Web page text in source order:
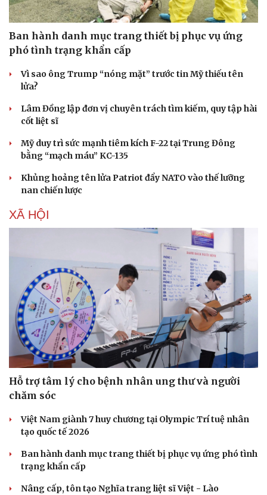
Du lịch
Tư vấn
check-in
Podcast
Cửa sổ tình yêu
Hạt giống tâm hồn
Ban hành danh mục trang thiết bị phục vụ ứng
phó tình trạng khẩn cấp
Vì sao ông Trump “nóng mặt” trước tin Mỹ thiếu tên
lửa?
Lâm Đồng lập đơn vị chuyên trách tìm kiếm, quy tập hài
cốt liệt sĩ
Mỹ duy trì sức mạnh tiêm kích F-22 tại Trung Đông
bằng “mạch máu” KC-135
Khủng hoảng tên lửa Patriot đẩy NATO vào thế lưỡng
nan chiến lược
XÃ HỘI
Hỗ trợ tâm lý cho bệnh nhân ung thư và người
chăm sóc
Việt Nam giành 7 huy chương tại Olympic Trí tuệ nhân
tạo quốc tế 2026
Ban hành danh mục trang thiết bị phục vụ ứng phó tình
trạng khẩn cấp
Nâng cấp, tôn tạo Nghĩa trang liệt sĩ Việt - Lào